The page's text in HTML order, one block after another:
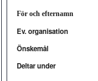
För och efternamn
Ev. organisation
Önskemål
Deltar under